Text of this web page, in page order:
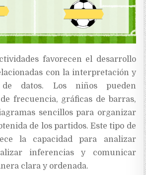
favorecen el desarrollo
con la interpretación y
de datos. Los niños pueden
frecuencia, gráficas de barras,
sencillos para organizar
de los partidos. Este tipo de
la capacidad para analizar
inferencias y comunicar
clara y ordenada.